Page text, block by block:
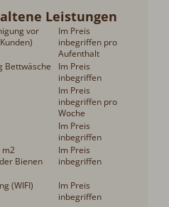
Leistungen
vor
Im Preis
inbegriffen pro
Aufenthalt
Bettwäsche
Im Preis
inbegriffen
Im Preis
inbegriffen pro
Woche
Im Preis
inbegriffen
Bienen
Im Preis
inbegriffen
(WIFI)
Im Preis
inbegriffen